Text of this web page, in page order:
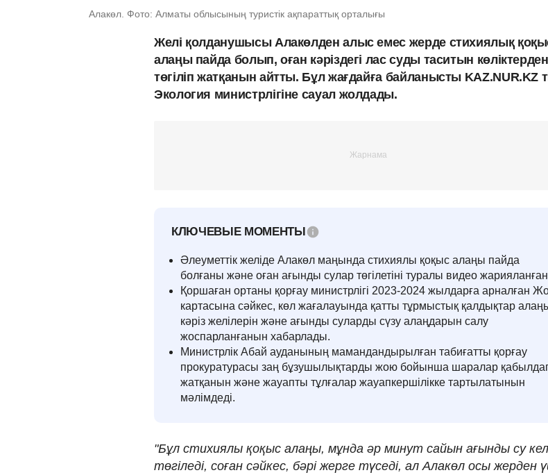
Алакөл. Фото: Алматы облысының туристік ақпараттық орталығы
Желі қолданушысы Алакөлден алыс емес жерде стихиялық
алаңы пайда болып, оған кәріздегі лас суды таситын
төгіліп жатқанын айтты. Бұл жағдайға байланысты KAZ.NUR.KZ
Экология министрлігіне сауал жолдады.
КЛЮЧЕВЫЕ МОМЕНТЫ
Әлеуметтік желіде Алакөл маңында стихиялы қоқыс алаңы пайда
болғаны және оған ағынды сулар төгілетіні туралы видео
Қоршаған ортаны қорғау министрлігі 2023-2024 жылдарға арналған
картасына сәйкес, көл жағалауында қатты тұрмыстық қалдықтар
кәріз желілерін және ағынды суларды сүзу алаңдарын салу
жоспарланғанын хабарлады.
Министрлік Абай ауданының мамандандырылған табиғатты қорғау
прокуратурасы заң бұзушылықтарды жою бойынша шаралар
жатқанын және жауапты тұлғалар жауапкершілікке тартылатынын
мәлімдеді.
"Бұл стихиялы қоқыс алаңы, мұнда әр минут сайын ағынды су
төгіледі, соған сәйкес, бәрі жерге түседі, ал Алакөл осы жерден